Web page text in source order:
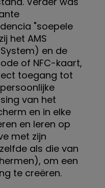
"soepele
het AMS
en de
of NFC-kaart,
toegang tot
van het
en in elke
en leren op
met zijn
als die van
om een
te creëren.